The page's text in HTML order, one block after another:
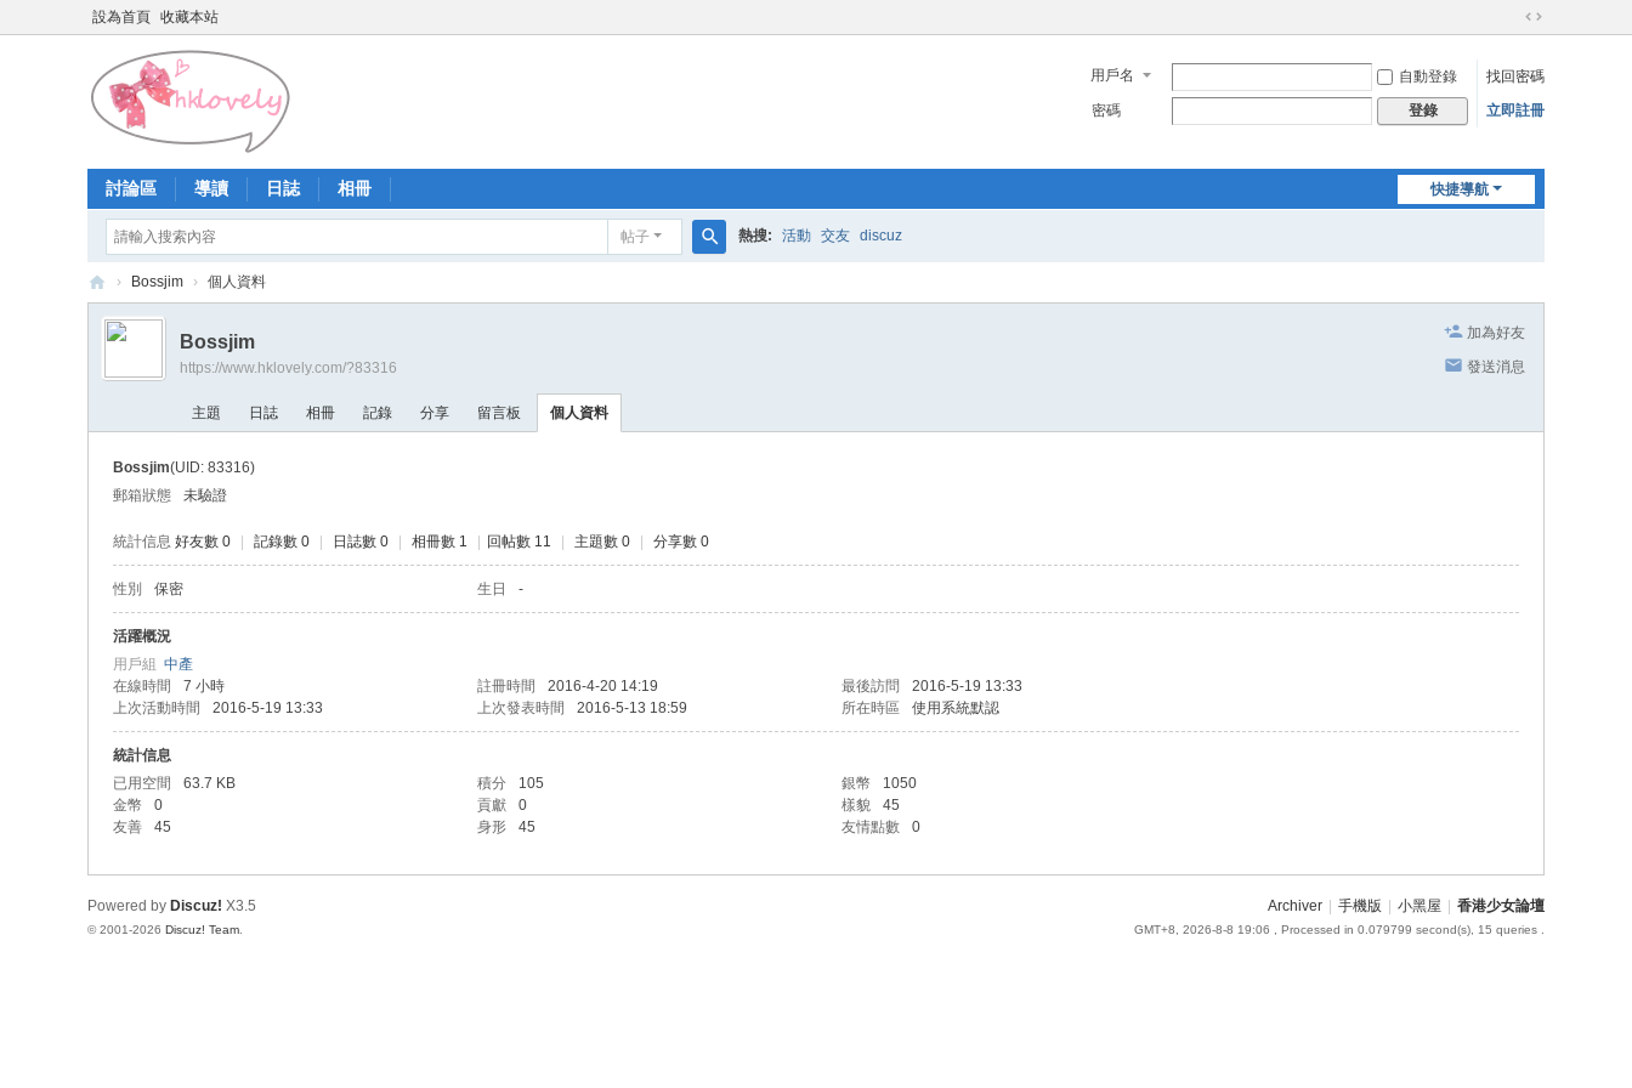
設為首頁 收藏本站
切
到
寬
用戶名 自動登錄
找回密碼
密碼
登錄 立即註冊
快捷導航
討論區 導讀 日誌 相冊
帖子
索
熱搜: 活動 交友 discuz
香
少
› Bossjim › 個人資料
加為好友
發送消息
Bossjim
https://www.hklovely.com/?83316
主題 日誌 相冊 記錄 分享 留言板 個人資料
Bossjim(UID: 83316)
郵箱狀態
未驗證
統計信息 好友數 0 記錄數 0 日誌數 0 相冊數 1 回帖數 11 主題數 0 分享數 0
性別 保密 生日 -
活躍概況
用戶組 中產
在線時間
7 小時 註冊時間 2016-4-20 14:19 最後訪問
2016-5-19 13:33
上次活動時間
2016-5-19 13:33 上次發表時間 2016-5-13 18:59 所在時區 使用系統默認
統計信息
已用空間
63.7 KB 積分 105 銀幣
1050
金幣
0 貢獻 0 樣貌
45
友善
45 身形 45 友情點數 0
Archiver 手機版 小黑屋 香港少女論壇
GMT+8, 2026-8-8 19:06 , Processed in 0.079799 second(s), 15 queries .
Powered by Discuz! X3.5
© 2001-2026 Discuz! Team